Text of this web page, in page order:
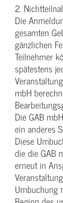
2.
Die
gesamten
gänzlichen
Teilnehmer
spätestens
mbH
Die GAB
ein anderes
Diese
die die GAB
erneut in
Umbuchung